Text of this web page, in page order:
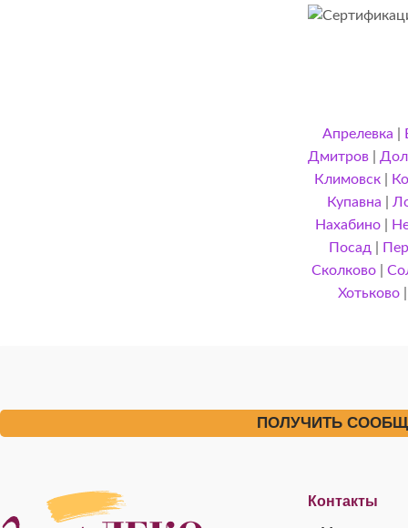
Апрелевка
Дмитров
Климовск|
Купавна
Нахабино
Посад
Сколково|
Хотьково
ПОЛУЧИТЬ
Контакты